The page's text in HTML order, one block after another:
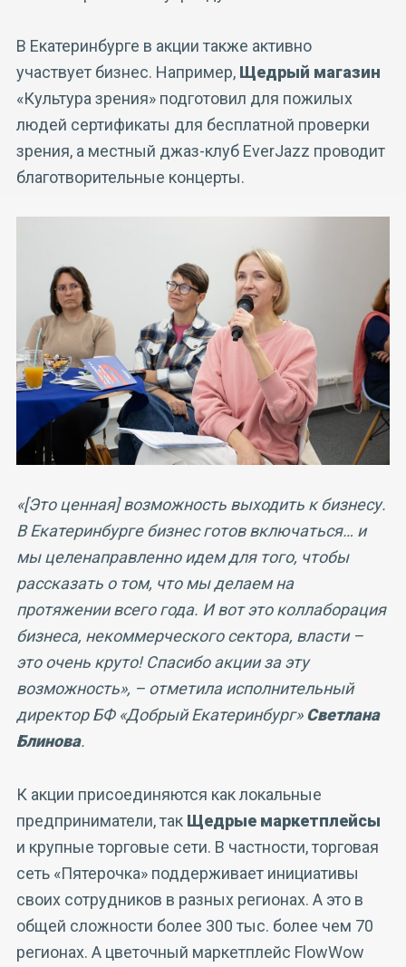
В Екатеринбурге в акции также активно
участвует бизнес. Например, Щедрый магазин
«Культура зрения» подготовил для пожилых
людей сертификаты для бесплатной проверки
зрения, а местный джаз-клуб EverJazz проводит
благотворительные концерты.
«[Это ценная] возможность выходить к бизнесу.
В Екатеринбурге бизнес готов включаться… и
мы целенаправленно идем для того, чтобы
рассказать о том, что мы делаем на
протяжении всего года. И вот это коллаборация
бизнеса, некоммерческого сектора, власти –
это очень круто! Спасибо акции за эту
возможность», – отметила исполнительный
директор БФ «Добрый Екатеринбург»Светлана
Блинова.
К акции присоединяются как локальные
предприниматели, так Щедрые маркетплейсы
и крупные торговые сети. В частности, торговая
сеть «Пятерочка» поддерживает инициативы
своих сотрудников в разных регионах. А это в
общей сложности более 300 тыс. более чем 70
регионах. А цветочный маркетплейс FlowWow